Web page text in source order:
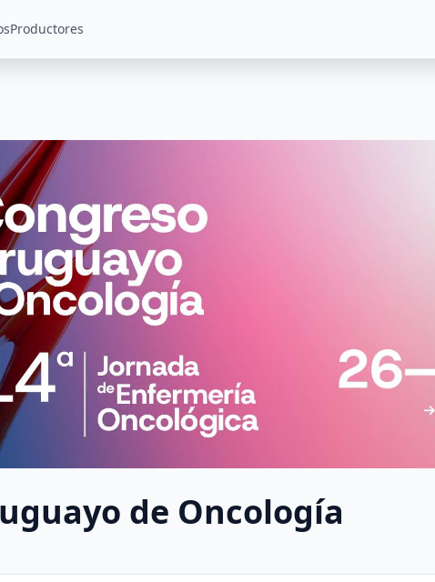
Productores
de Oncología